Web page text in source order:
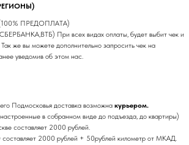
ПРЕДОПЛАТА)
При всех видах оплаты, будет выбит чек и
же вы можете дополнительно запросить чек на
уведомив об этом нас.
Подмосковья доставка возможна курьером.
в собранном виде до подъезда, до квартиры)
составляет 2000 рублей.
2000 рублей + 50рублей километр от МКАД.